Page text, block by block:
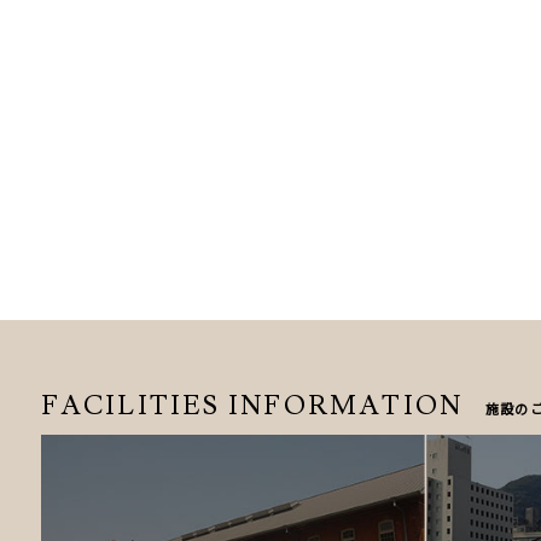
FACILITIES INFORMATION 施設の